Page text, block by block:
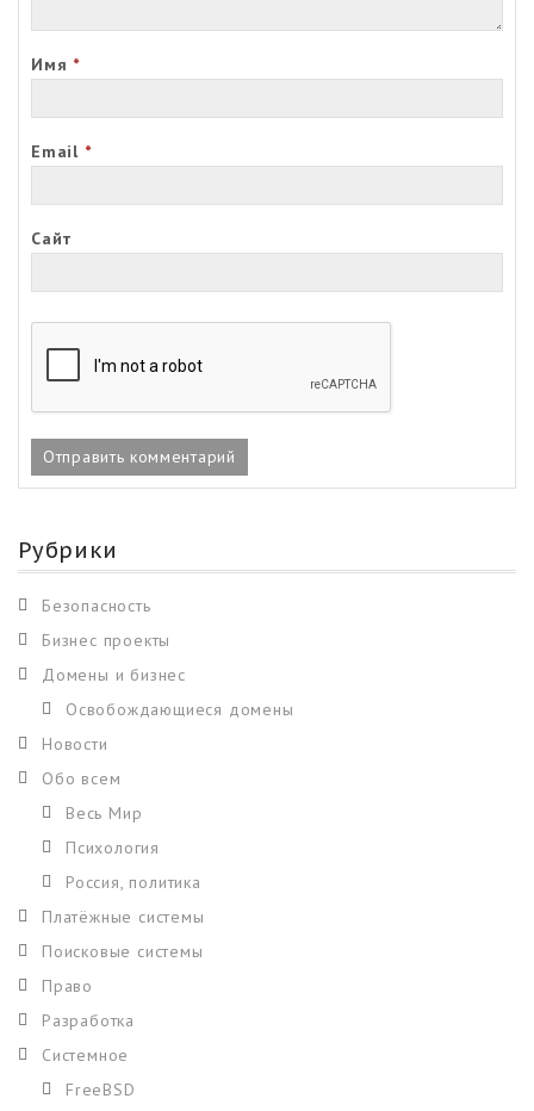
Имя *
Email *
Сайт
Рубрики
Безопасность
Бизнес проекты
Домены и бизнес
Освобождающиеся домены
Новости
Обо всем
Весь Мир
Психология
Россия, политика
Платёжные системы
Поисковые системы
Право
Разработка
Системное
FreeBSD